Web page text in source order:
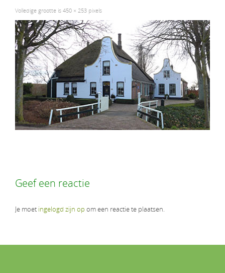
Volledige grootte is 450 × 253 pixels
Geef een reactie
Je moet ingelogd zijn op om een reactie te plaatsen.